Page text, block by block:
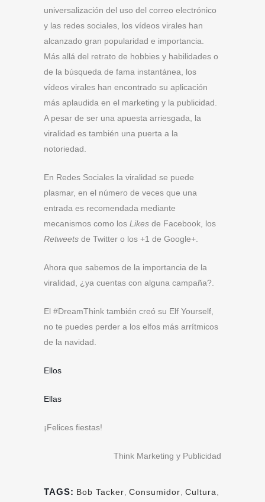
universalización del uso del correo electrónico
y las redes sociales, los vídeos virales han
alcanzado gran popularidad e importancia.
Más allá del retrato de hobbies y habilidades o
de la búsqueda de fama instantánea, los
vídeos virales han encontrado su aplicación
más aplaudida en el marketing y la publicidad.
A pesar de ser una apuesta arriesgada, la
viralidad es también una puerta a la
notoriedad.
En Redes Sociales la viralidad se puede
plasmar, en el número de veces que una
entrada es recomendada mediante
mecanismos como los Likes de Facebook, los
Retweets de Twitter o los +1 de Google+.
Ahora que sabemos de la importancia de la
viralidad, ¿ya cuentas con alguna campaña?.
El #DreamThink también creó su Elf Yourself,
no te puedes perder a los elfos más arrítmicos
de la navidad.
Ellos
Ellas
¡Felices fiestas!
Think Marketing y Publicidad
TAGS: Bob Tacker Consumidor Cultura